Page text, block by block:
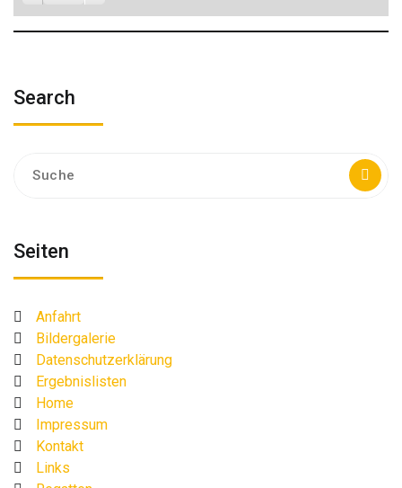
Search
nach:
Seiten
Anfahrt
Bildergalerie
Datenschutzerklärung
Ergebnislisten
Home
Impressum
Kontakt
Links